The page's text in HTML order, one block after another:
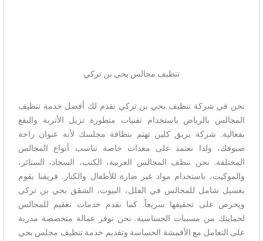
تنظيف مجالس بحي بن تركي
نحن في شركة تنظيف بحي بن تركي نقدم لك أفضل خدمة تنظيف
المجالس بالرياض باستخدام تقنيات متطورة تزيل الأتربة والبقع
بفعالية. شركة بريق كلين تهتم بنظافة مجلسك لأنه عنوان راحة
ضيوفك، ولذا نعتمد على معدات خاصة تناسب أنواع المجالس
المختلفة. نحن ننظف المجالس العربية، الكنب، السجاد، الستائر،
والموكيت، باستخدام مواد غير ضارة للأطفال والكبار. فريقنا يقوم
بغسيل شامل للمجالس في الفلل، البيوت، الشقق بحي بن تركي
ويحرص على تجفيفها سريعاً. كما نقدم خدمات تعقيم للمجالس
لحمايتك من مسببات الحساسية. نحن نوفر عمالة متخصصة مدربة
على التعامل مع الأقمشة الحساسة وتقديم خدمة تنظيف مجلس بحي